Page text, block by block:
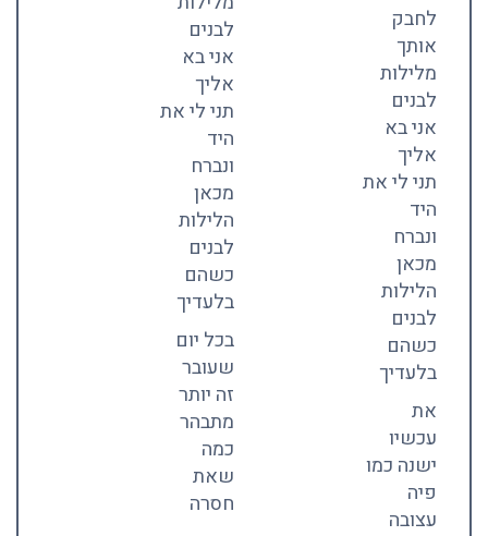
לחבק
אותך
מלילות
לבנים
אני בא
אליך
תני לי את
היד
ונברח
מכאן
הלילות
לבנים
כשהם
בלעדיך
את
עכשיו
ישנה כמו
פיה
עצובה
לבנים
אני בא
אליך
תני לי את
היד
ונברח
מכאן
הלילות
לבנים
כשהם
בלעדיך
בכל יום
שעובר
זה יותר
מתבהר
כמה
שאת
חסרה